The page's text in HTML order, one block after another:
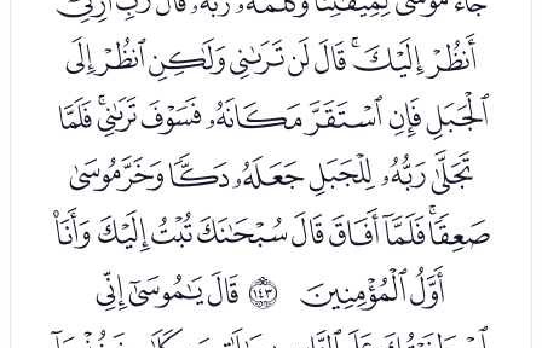
ﯘﯙﯚﯛﯜﯝﯞﯟﯠ
ﯡﯢﯣﯤﯥﯦﯧﯨ
ﯩﯪﯫﯬﯭﯮﯯ
ﯰﯱﯲﯳﯴﯵﯶﯷﯸ
ﯹﯺ ﲎﭑﭒﭓ